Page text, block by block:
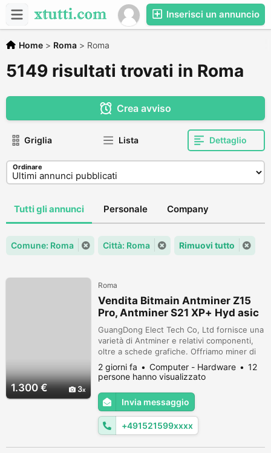
Inserisci un annuncio
Home > Roma > Roma
5149 risultati trovati in Roma
Crea avviso
Griglia Lista Dettaglio
Ordinare
Tutti gli annunci Personale Company
Comune: Roma Città: Roma Rimuovi tutto
1.300 € 3
Roma
Vendita Bitmain Antminer Z15
Pro, Antminer S21 XP+ Hyd asic
Miner
GuangDong Elect Tech Co, Ltd fornisce una
varietà di Antminer e relativi componenti,
oltre a schede grafiche. Offriamo miner di
criptovalute nuovi e usati, bancomat
Bitcoin, rig di mining GPU e schede grafiche
a prezzi accessibili. Offerta all'ingrosso:
Bitmain Antminer Z15 Pro (840kh/s) sigillato
in scatola con cavi completi e garanzia. Il
Bitmain Antminer ...
2 giorni fa Computer - Hardware
12
persone hanno visualizzato
Invia messaggio
+491521599xxxx